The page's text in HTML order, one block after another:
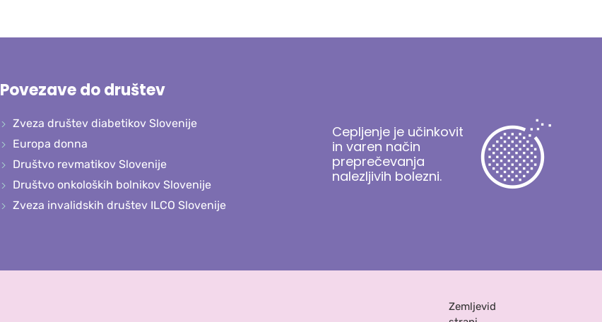
Povezave do društev
Zveza društev diabetikov Slovenije
Europa donna
Društvo revmatikov Slovenije
Društvo onkoloških bolnikov Slovenije
Zveza invalidskih društev ILCO Slovenije
Cepljenje je učinkovit
in varen način
preprečevanja
nalezljivih bolezni.
Zemljevid